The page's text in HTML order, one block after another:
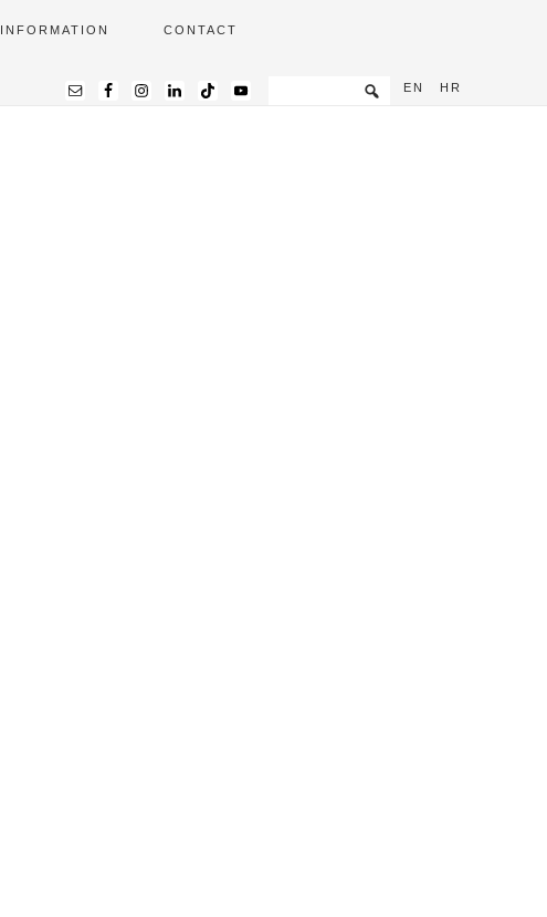
INFORMATION CONTACT
EN HR